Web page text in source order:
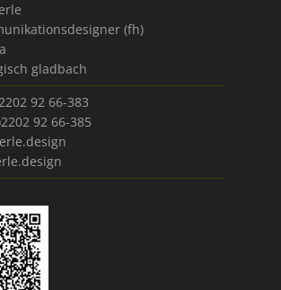
(fh)
gladbach
92 66-383
92 66-385